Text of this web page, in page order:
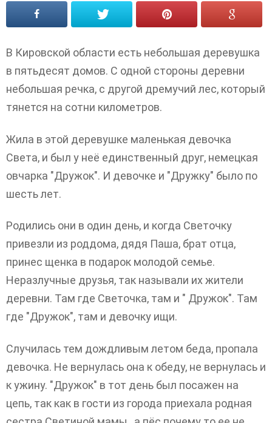
В Кировской области есть небольшая деревушка
в пятьдесят домов. С одной стороны деревни
небольшая речка, с другой дремучий лес, который
тянется на сотни километров.
Жила в этой деревушке маленькая девочка
Света, и был у неё единственный друг, немецкая
овчарка "Дружок". И девочке и "Дружку" было по
шесть лет.
Родились они в один день, и когда Светочку
привезли из роддома, дядя Паша, брат отца,
принес щенка в подарок молодой семье.
Неразлучные друзья, так называли их жители
деревни. Там где Светочка, там и " Дружок". Там
где "Дружок", там и девочку ищи.
Случилась тем дождливым летом беда, пропала
девочка. Не вернулась она к обеду, не вернулась и
к ужину. "Дружок" в тот день был посажен на
цепь, так как в гости из города приехала родная